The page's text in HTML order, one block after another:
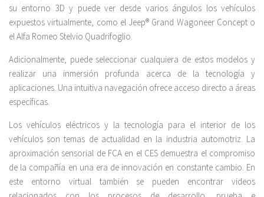
su entorno 3D y puede ver desde varios ángulos los vehículos
expuestos virtualmente, como el Jeep® Grand Wagoneer Concept o
el Alfa Romeo Stelvio Quadrifoglio.
Adicionalmente, puede seleccionar cualquiera de estos modelos y
realizar una inmersión profunda acerca de la tecnología y
aplicaciones. Una intuitiva navegación ofrece acceso directo a áreas
específicas.
Los vehículos eléctricos y la tecnología para el interior de los
vehículos son temas de actualidad en la industria automotriz. La
aproximación sensorial de FCA en el CES demuestra el compromiso
de la compañía en una era de innovación en constante cambio. En
este entorno virtual también se pueden encontrar videos